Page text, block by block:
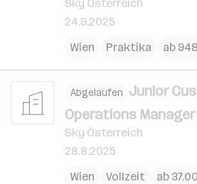
Sky Österreich
24.9.2025
Wien
Praktika ab
Abgelaufen Junior
Operations Manager
Sky Österreich
28.8.2025
Wien
Vollzeit ab